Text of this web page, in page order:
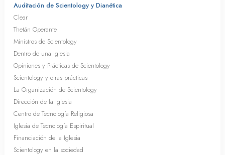
Auditación de Scientology y Dianética
Clear
Thetán Operante
Ministros de Scientology
Dentro de una Iglesia
Opiniones y Prácticas de Scientology
Scientology y otras prácticas
La Organización de Scientology
Dirección de la Iglesia
Centro de Tecnología Religiosa
Iglesia de Tecnología Espiritual
Financiación de la Iglesia
Scientology en la sociedad